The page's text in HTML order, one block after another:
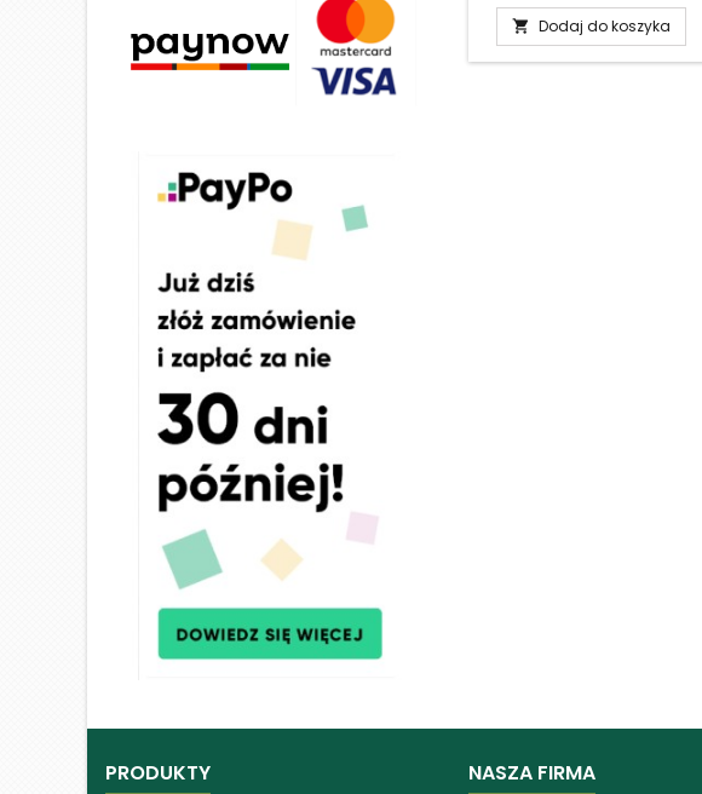
 Dodaj do koszyka
PRODUKTY NASZA FIRMA